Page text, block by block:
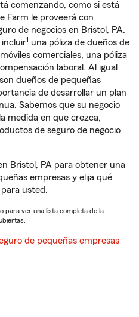
comenzando, como si está
Farm le proveerá con
de negocios en Bristol, PA.
incluir1 una póliza de dueños de
comerciales, una póliza
laboral. Al igual
dueños de pequeñas
de desarrollar un plan
Sabemos que su negocio
medida en que crezca,
de seguro de negocio
Bristol, PA para obtener una
empresas y elija qué
usted.
para ver una lista completa de la
de pequeñas empresas